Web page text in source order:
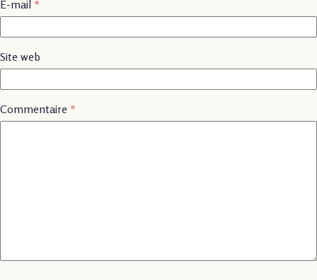
E-mail *
Site web
Commentaire *